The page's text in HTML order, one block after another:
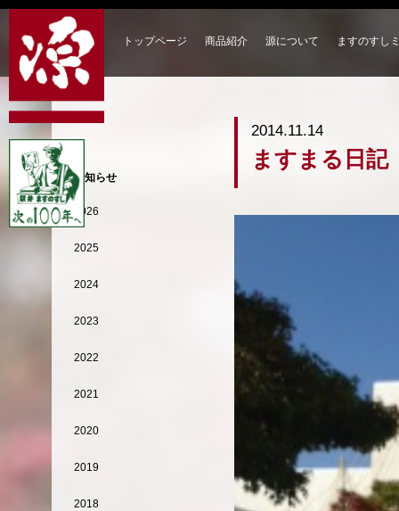
トップページ 商品紹介 源について ますのすし
2014.11.14
ますまる日記
お知らせ
2026
2025
2024
2023
2022
2021
2020
2019
2018